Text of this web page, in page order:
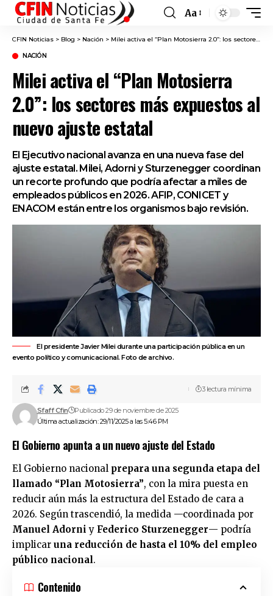
Font
Resizer
Aa
CFIN Noticias > Blog > Nación > Milei activa el “Plan Motosierra 2.0”: los sectores más expuestos al nuevo ajuste estatal
NACIÓN
Milei activa el “Plan Motosierra
2.0”: los sectores más expuestos al
nuevo ajuste estatal
El Ejecutivo nacional avanza en una nueva fase del
ajuste estatal. Milei, Adorni y Sturzenegger coordinan
un recorte profundo que podría afectar a miles de
empleados públicos en 2026. AFIP, CONICET y
ENACOM están entre los organismos bajo revisión.
El presidente Javier Milei durante una participación pública en un
evento político y comunicacional. Foto de archivo.
Última actualización: 29/11/2025 a las 5:46 PM
Sfaff Cfin Publicado 29 de noviembre de 2025
3 lectura mínima
El Gobierno apunta a un nuevo ajuste del Estado
El Gobierno nacional prepara una segunda etapa del
llamado “Plan Motosierra”, con la mira puesta en
reducir aún más la estructura del Estado de cara a
2026. Según trascendió, la medida —coordinada por
Manuel Adorni y Federico Sturzenegger— podría
implicar una reducción de hasta el 10% del empleo
público nacional.
Contenido